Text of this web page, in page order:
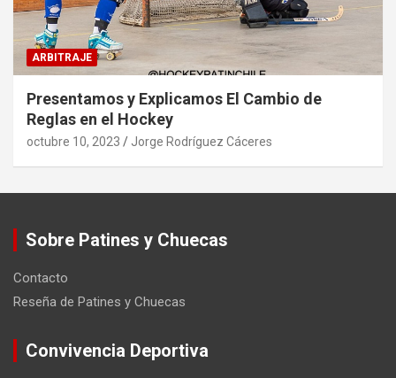
ARBITRAJE
Presentamos y Explicamos El Cambio de
Reglas en el Hockey
octubre 10, 2023 Jorge Rodríguez Cáceres
Sobre Patines y Chuecas
Contacto
Reseña de Patines y Chuecas
Convivencia Deportiva